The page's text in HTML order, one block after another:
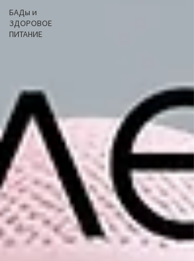
БАДы и
ЗДОРОВОЕ
ПИТАНИЕ